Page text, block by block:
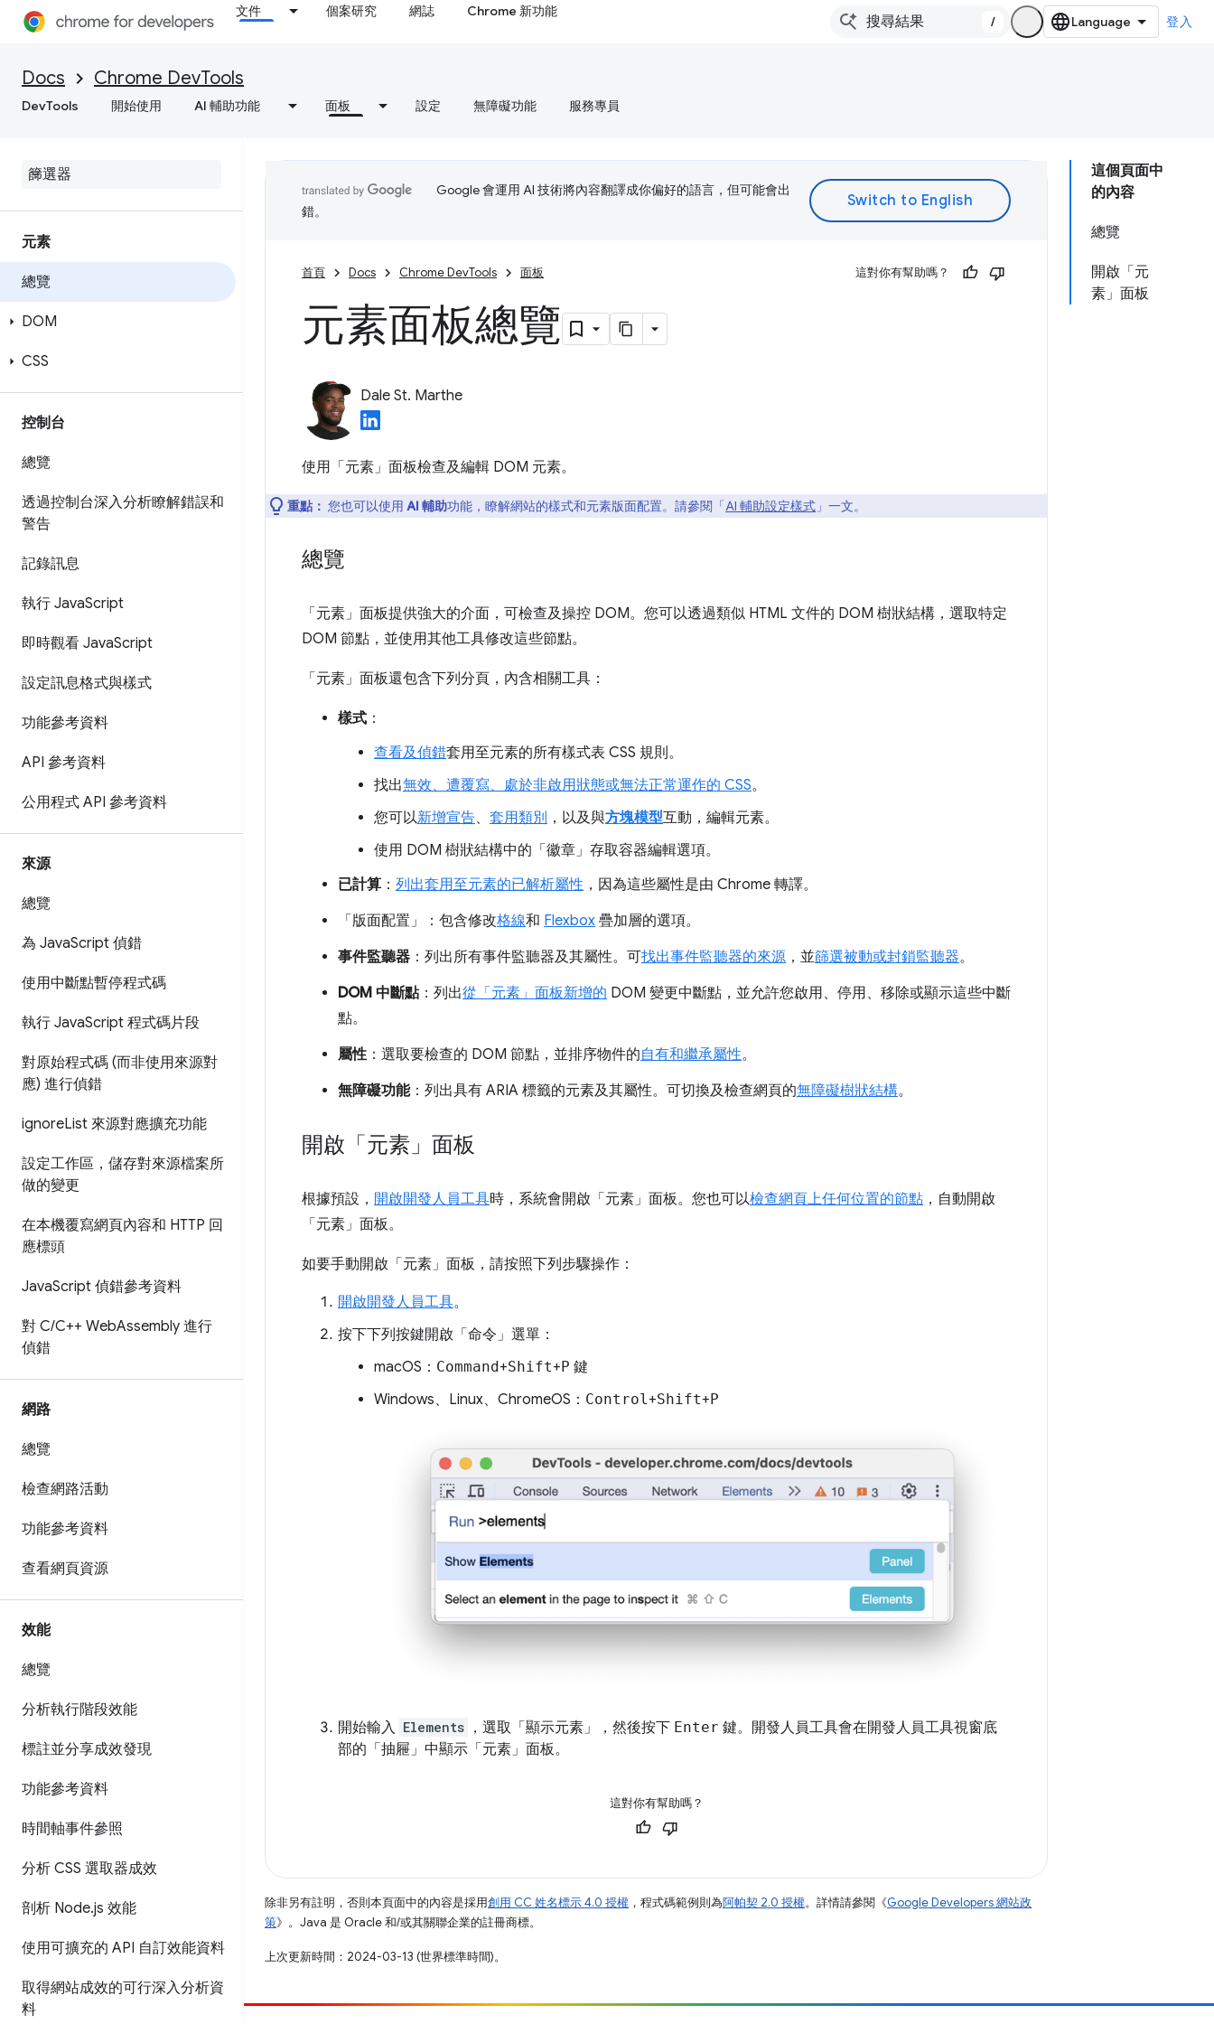
文件 個案研究 網誌 Chrome 新功能
/ 登入
Docs Chrome DevTools
DevTools 開始使用 AI 輔助功能 面板 設定 無障礙功能 服務專員
元素
總覽
DOM
CSS
控制台
總覽
透過控制台深入分析瞭解錯誤和
警告
記錄訊息
執行 JavaScript
即時觀看 JavaScript
設定訊息格式與樣式
功能參考資料
API 參考資料
公用程式 API 參考資料
來源
總覽
為 JavaScript 偵錯
使用中斷點暫停程式碼
執行 JavaScript 程式碼片段
對原始程式碼 (而非使用來源對
應) 進行偵錯
ignoreList 來源對應擴充功能
設定工作區，儲存對來源檔案所
做的變更
在本機覆寫網頁內容和 HTTP 回
應標頭
JavaScript 偵錯參考資料
對 C/C++ WebAssembly 進行
偵錯
網路
總覽
檢查網路活動
功能參考資料
查看網頁資源
效能
總覽
分析執行階段效能
標註並分享成效發現
功能參考資料
時間軸事件參照
分析 CSS 選取器成效
剖析 Node.js 效能
使用可擴充的 API 自訂效能資料
取得網站成效的可行深入分析資
料
這個頁面中
的內容
總覽
開啟「元
素」面板
Google 會運用 AI 技術將內容翻譯成你偏好的語言，但可能會出
錯。
首頁 Docs Chrome DevTools 面板 這對你有幫助嗎？
元素面板總覽
Dale St. Marthe
使用「元素」 面板檢查及編輯 DOM 元素。
重點： 您也可以使用 AI 輔助功能，瞭解網站的樣式和元素版面配置。請參閱「AI 輔助設定樣式 」一文。
總覽
「元素」 面板提供強大的介面，可檢查及操控 DOM。您可以透過類似 HTML 文件的 DOM 樹狀結構，選取特定
DOM 節點，並使用其他工具修改這些節點。
「元素」 面板還包含下列分頁，內含相關工具：
樣式 ：
查看及偵錯套用至元素的所有樣式表 CSS 規則。
找出無效、遭覆寫、處於非啟用狀態或無法正常運作的 CSS。
您可以新增宣告、 套用類別 ，以及與方塊模型互動，編輯元素。
使用 DOM 樹狀結構中的「徽章」 存取容器編輯選項。
已計算 ： 列出套用至元素的已解析屬性 ，因為這些屬性是由 Chrome 轉譯。
「版面配置」
：包含修改格線和 Flexbox 疊加層的選項。
事件監聽器 ：列出所有事件監聽器及其屬性。可找出事件監聽器的來源 ，並篩選被動或封鎖監聽器。
DOM 中斷點：列出從「元素」面板新增的 DOM 變更中斷點，並允許您啟用、停用、移除或顯示這些中斷
點。
屬性：選取要檢查的 DOM 節點，並排序物件的自有和繼承屬性。
無障礙功能：列出具有 ARIA 標籤的元素及其屬性。可切換及檢查網頁的無障礙樹狀結構。
開啟「元素」面板
根據預設， 開啟開發人員工具時，系統會開啟「元素」面板。您也可以檢查網頁上任何位置的節點 ，自動開啟
「元素」 面板。
如要手動開啟「元素」 面板，請按照下列步驟操作：
開啟開發人員工具。
按下下列按鍵開啟「命令」選單 ：
macOS： Command+Shift+P 鍵
Windows、Linux、ChromeOS： Control+Shift+P
開始輸入 Elements ，選取「顯示元素」 ，然後按下 Enter 鍵。開發人員工具會在開發人員工具視窗底
部的「抽屜」 中顯示「元素」 面板。
這對你有幫助嗎？
除非另有註明，否則本頁面中的內容是採用創用 CC 姓名標示 4.0 授權 ，程式碼範例則為阿帕契 2.0 授權。詳情請參閱《Google Developers 網站政
策》。Java 是 Oracle 和/或其關聯企業的註冊商標。
上次更新時間：2024-03-13 (世界標準時間)。